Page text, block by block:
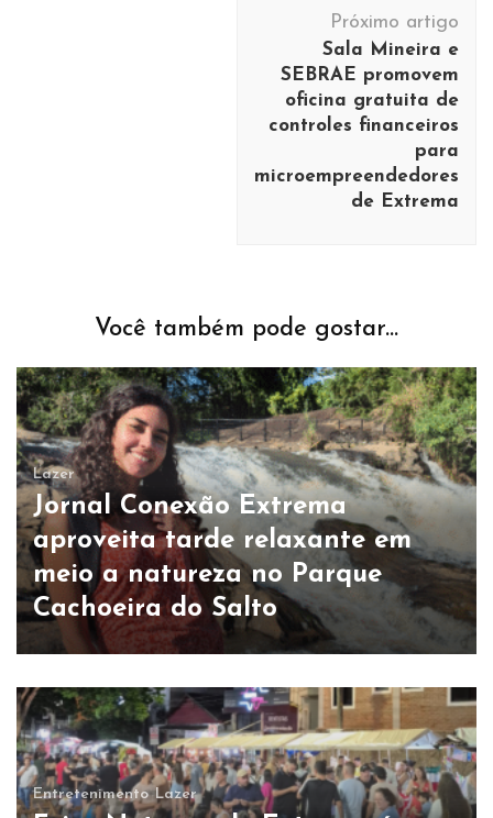
Próximo artigo
Sala Mineira e
SEBRAE promovem
oficina gratuita de
controles financeiros
para
microempreendedores
de Extrema
Você também pode gostar...
Lazer
Jornal Conexão Extrema
aproveita tarde relaxante em
meio a natureza no Parque
Cachoeira do Salto
Entretenimento Lazer